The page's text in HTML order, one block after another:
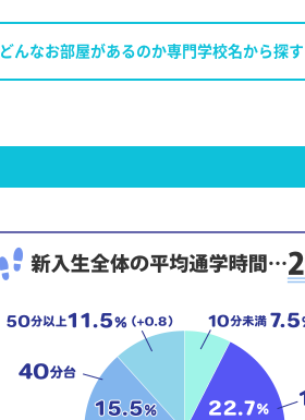
どんなお部屋があるのか専門学校名から探す